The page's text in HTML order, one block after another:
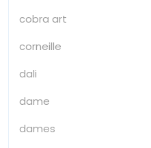
cobra art
corneille
dali
dame
dames